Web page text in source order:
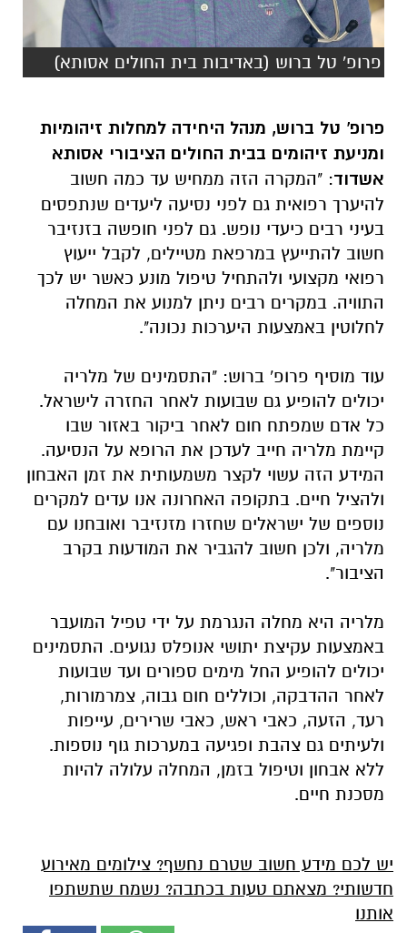
פרופ' טל ברוש (באדיבות בית החולים אסותא)
פרופ' טל ברוש, מנהל היחידה למחלות זיהומיות
ומניעת זיהומים בבית החולים הציבורי אסותא
אשדוד: "המקרה הזה ממחיש עד כמה חשוב
להיערך רפואית גם לפני נסיעה ליעדים שנתפסים
בעיני רבים כיעדי נופש. גם לפני חופשה בזנזיבר
חשוב להתייעץ במרפאת מטיילים, לקבל ייעוץ
רפואי מקצועי ולהתחיל טיפול מונע כאשר יש לכך
התוויה. במקרים רבים ניתן למנוע את המחלה
לחלוטין באמצעות היערכות נכונה".
עוד מוסיף פרופ' ברוש: "התסמינים של מלריה
יכולים להופיע גם שבועות לאחר החזרה לישראל.
כל אדם שמפתח חום לאחר ביקור באזור שבו
קיימת מלריה חייב לעדכן את הרופא על הנסיעה.
המידע הזה עשוי לקצר משמעותית את זמן האבחון
ולהציל חיים. בתקופה האחרונה אנו עדים למקרים
נוספים של ישראלים שחזרו מזנזיבר ואובחנו עם
מלריה, ולכן חשוב להגביר את המודעות בקרב
הציבור".
מלריה היא מחלה הנגרמת על ידי טפיל המועבר
באמצעות עקיצת יתושי אנופלס נגועים. התסמינים
יכולים להופיע החל מימים ספורים ועד שבועות
לאחר ההדבקה, וכוללים חום גבוה, צמרמורות,
רעד, הזעה, כאבי ראש, כאבי שרירים, עייפות
ולעיתים גם צהבת ופגיעה במערכות גוף נוספות.
ללא אבחון וטיפול בזמן, המחלה עלולה להיות
מסכנת חיים.
יש לכם מידע חשוב שטרם נחשף? צילומים מאירוע
חדשותי? מצאתם טעות בכתבה? נשמח שתשתפו
אותנו